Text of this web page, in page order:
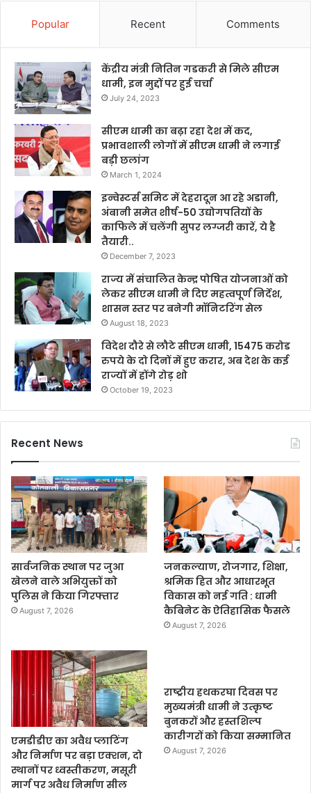
Popular Recent Comments
केंद्रीय मंत्री नितिन गडकरी से मिले सीएम
धामी, इन मुद्दों पर हुई चर्चा
July 24, 2023
सीएम धामी का बढ़ा रहा देश में कद,
प्रभावशाली लोगों में सीएम धामी ने लगाई
बड़ी छलांग
March 1, 2024
इन्वेस्टर्स समिट में देहरादून आ रहे अडानी,
अंबानी समेत शीर्ष-50 उद्योगपतियों के
काफिले में चलेंगी सुपर लग्जरी कारें, ये है
तैयारी..
December 7, 2023
राज्य में संचालित केन्द्र पोषित योजनाओं को
लेकर सीएम धामी ने दिए महत्वपूर्ण निर्देश,
शासन स्तर पर बनेगी मॉनिटरिंग सेल
August 18, 2023
विदेश दौरे से लौटे सीएम धामी, 15475 करोड
रुपये के दो दिनों में हुए करार, अब देश के कई
राज्यों में होंगे रोड़ शो
October 19, 2023
Recent News
सार्वजनिक स्थान पर जुआ
खेलने वाले अभियुक्तों को
पुलिस ने किया गिरफ्तार
August 7, 2026
जनकल्याण, रोजगार, शिक्षा,
श्रमिक हित और आधारभूत
विकास को नई गति : धामी
कैबिनेट के ऐतिहासिक फैसले
August 7, 2026
एमडीडीए का अवैध प्लाटिंग
और निर्माण पर बड़ा एक्शन, दो
स्थानों पर ध्वस्तीकरण, मसूरी
मार्ग पर अवैध निर्माण सील
राष्ट्रीय हथकरघा दिवस पर
मुख्यमंत्री धामी ने उत्कृष्ट
बुनकरों और हस्तशिल्प
कारीगरों को किया सम्मानित
August 7, 2026